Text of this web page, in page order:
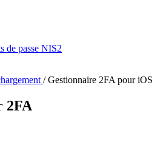
de passe NIS2
/ Gestionnaire 2FA pour iOS
2FA